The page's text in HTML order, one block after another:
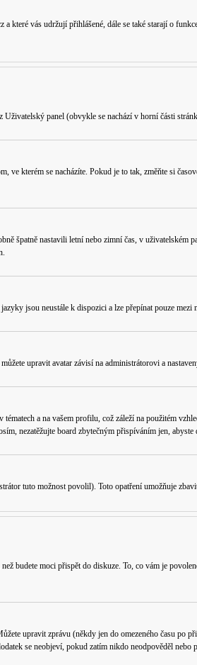
vás udržují přihlášené, dále se také starají o
Uživatelský panel (obvykle se nachází v horní části
kterém se nacházíte. Pokud je to tak, změňte si
špatně nastavili letní nebo zimní čas, v
jsou neustále k dispozici a lze přepínat pouze mezi
upravit avatar závisí na administrátorovi a
a na vašem profilu, což záleží na použitém
nezatěžujte board zbytečným přispíváním jen,
tuto možnost povolil). Toto opatření umožňuje
budete moci přispět do diskuze. To, co vám je
upravit zprávu (někdy jen do omezeného času po
se neobjeví, pokud zatím nikdo neodpověděl